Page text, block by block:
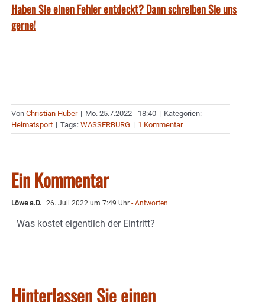
Haben Sie einen Fehler entdeckt? Dann schreiben Sie uns
gerne!
Von Christian Huber | Mo. 25.7.2022 - 18:40 | Kategorien:
Heimatsport | Tags: WASSERBURG | 1 Kommentar
Ein Kommentar
Löwe a.D. 26. Juli 2022 um 7:49 Uhr - Antworten
Was kostet eigentlich der Eintritt?
Hinterlassen Sie einen